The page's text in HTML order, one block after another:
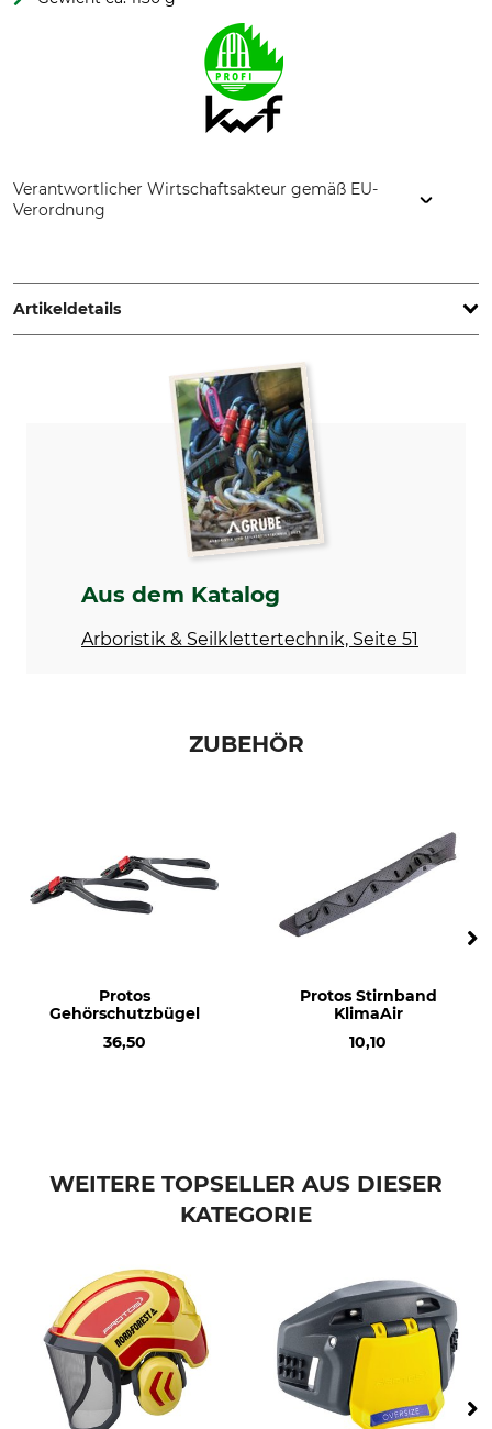
Verantwortlicher Wirtschaftsakteur gemäß EU-
Verordnung
www.protos.at
Artikeldetails
Marke
Protos
Produkttyp
Kopfschutz-Kombination
Kopfumfang
Herstellung
Made in Austria
Aus dem Katalog
Arboristik & Seilklettertechnik, Seite 51
ZUBEHÖR
Protos
Gehörschutzbügel
36,50
Protos Stirnband
KlimaAir
10,10
WEITERE TOPSELLER AUS DIESER
KATEGORIE